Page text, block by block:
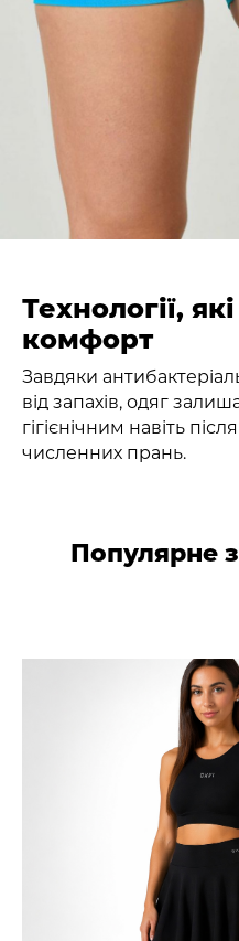
Технології,
комфорт
Завдяки
від запахів, одяг
гігієнічним навіть
численних прань.
Популярне